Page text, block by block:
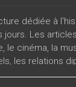
dédiée à
jours. Les
le cinéma, la
les relations
thématiques